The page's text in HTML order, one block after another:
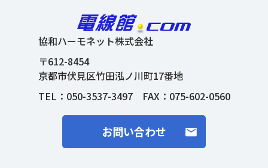
協和ハーモネット株式会社
〒612-8454
京都市伏見区竹田泓ノ川町17番地
TEL： 050-3537-3497FAX：075-602-0560
お問い合わせ